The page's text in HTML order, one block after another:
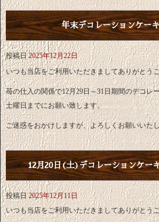
年末デコレーションケー
投稿日 2025年12月22日
いつも当店をご利用いただきましてありがとう
苺の仕入の関係で12月29日～31日期間のデコレ
土曜日までにお願い致します。
ご迷惑をおかけしますが、よろしくお願いいた
12月20日(土)デコレーションケー
投稿日 2025年12月11日
いつも当店をご利用いただきましてありがとう